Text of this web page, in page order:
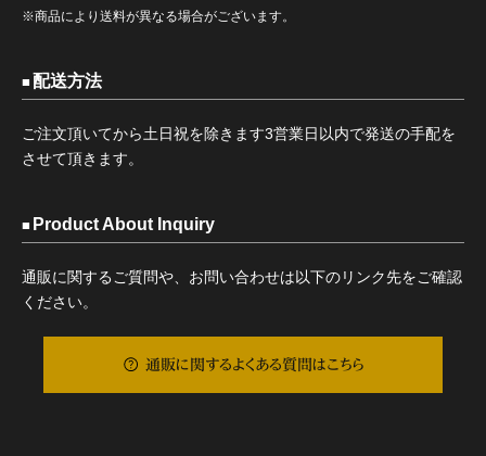
※商品により送料が異なる場合がございます。
配送方法
ご注文頂いてから土日祝を除きます3営業日以内で発送の手配を
させて頂きます。
Product About Inquiry
通販に関するご質問や、お問い合わせは以下のリンク先をご確認
ください。
通販に関するよくある質問はこちら